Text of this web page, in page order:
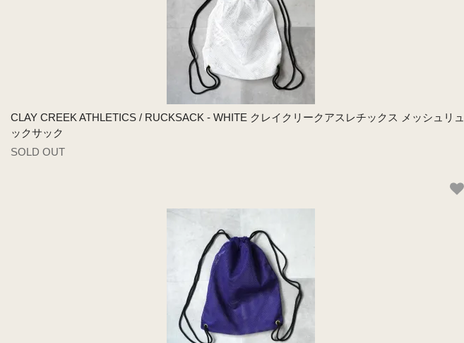
CLAY CREEK ATHLETICS / RUCKSACK - WHITE クレイクリークアスレチックス メッシュリュ
ックサック
SOLD OUT